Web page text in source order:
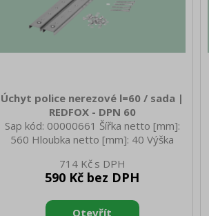
Úchyt police nerezové l=60 / sada |
REDFOX - DPN 60
Sap kód: 00000661 Šířka netto [mm]:
560 Hloubka netto [mm]: 40 Výška
4.00 Šířka brutto [mm]: 570 Hloubka
brutto [mm]: 50 Výška brutto [mm]: 20
AISI 430
714 Kč
590 Kč bez DPH